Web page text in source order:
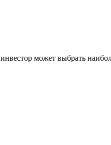
может выбрать